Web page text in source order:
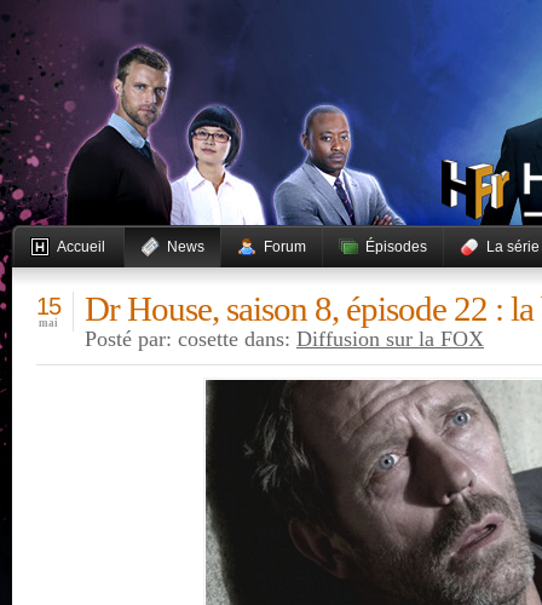
Accueil News Forum Épisodes La série
Dr House, saison 8, épisode 22 :
15
mai
Posté par: cosette dans: Diffusion sur la FOX